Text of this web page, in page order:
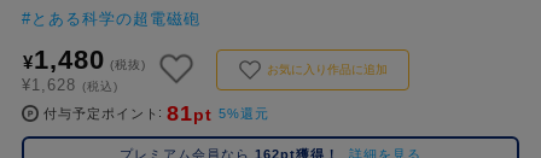
コ
レ
# とある科学の超電磁砲
¥1,480 (税抜)
¥1,628 (税込)
お気に入り作品に追加
付与予定ポイント 81pt 5%還元
プレミアム会員なら 162pt獲得！ 詳細を見る